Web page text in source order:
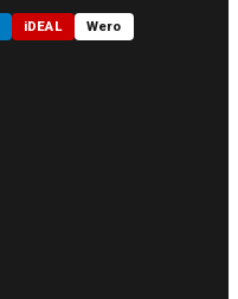
iDEAL Wero